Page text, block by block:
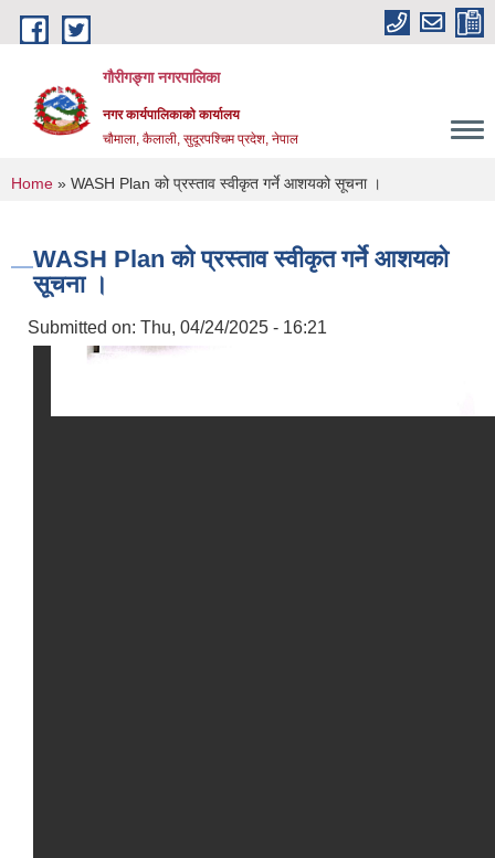
Skip to main content
गौरीगङ्गा नगरपालिका
नगर कार्यपालिकाको कार्यालय
चौमाला, कैलाली, सुदूरपश्चिम प्रदेश, नेपाल
You are here
Home » WASH Plan को प्रस्ताव स्वीकृत गर्ने आशयको सूचना ।
WASH Plan को प्रस्ताव स्वीकृत गर्ने आशयको
सूचना ।
Submitted on: Thu, 04/24/2025 - 16:21